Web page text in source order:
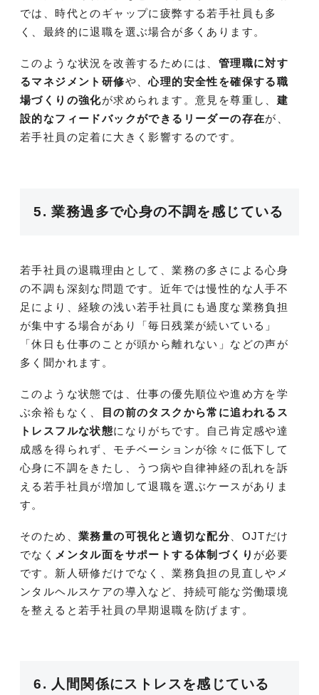
では、時代とのギャップに疲弊する若手社員も多
く、最終的に退職を選ぶ場合が多くあります。
このような状況を改善するためには、 管理職に対す
るマネジメント研修や、心理的安全性を確保する職
場づくりの強化が求められます。意見を尊重し、 建
設的なフィードバックができるリーダーの存在が、
若手社員の定着に大きく影響するのです。
5. 業務過多で心身の不調を感じている
若手社員の退職理由として、業務の多さによる心身
の不調も深刻な問題です。近年では慢性的な人手不
足により、経験の浅い若手社員にも過度な業務負担
が集中する場合があり「毎日残業が続いている」
「休日も仕事のことが頭から離れない」などの声が
多く聞かれます。
このような状態では、仕事の優先順位や進め方を学
ぶ余裕もなく、
目の前のタスクから常に追われるス
トレスフルな状態になりがちです。自己肯定感や達
成感を得られず、モチベーションが徐々に低下して
心身に不調をきたし、うつ病や自律神経の乱れを訴
える若手社員が増加して退職を選ぶケースがありま
す。
そのため、 業務量の可視化と適切な配分 、OJTだけ
でなく メンタル面をサポートする体制づくり が必要
です。新人研修だけでなく、業務負担の見直しやメ
ンタルヘルスケアの導入など、持続可能な労働環境
を整えると若手社員の早期退職を防げます。
6. 人間関係にストレスを感じている